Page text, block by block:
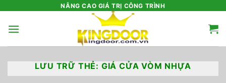
nội
NÂNG CAO GIÁ TRỊ CÔNG TRÌNH
LƯU TRỮ THẺ: GIÁ CỬA VÒM NHỰA